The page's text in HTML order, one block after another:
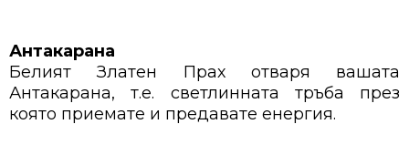
Антакарана
Белият Златен Прах отваря вашата
Антакарана, т.е. светлинната тръба през
която приемате и предавате енергия.